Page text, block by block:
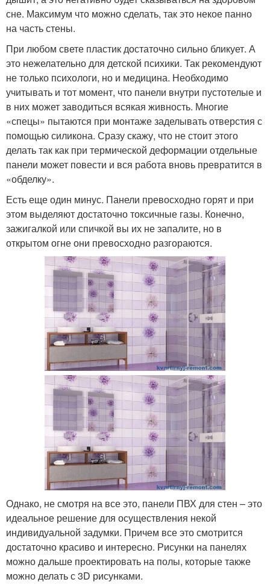
сне. Максимум что можно сделать, так это некое панно
на часть стены.
При любом свете пластик достаточно сильно бликует. А
это нежелательно для детской психики. Так рекомендуют
не только психологи, но и медицина. Необходимо
учитывать и тот момент, что панели внутри пустотелые и
в них может заводиться всякая живность. Многие
«спецы» пытаются при монтаже заделывать отверстия с
помощью силикона. Сразу скажу, что не стоит этого
делать так как при термической деформации отдельные
панели может повести и вся работа вновь превратится в
«обделку».
Есть еще один минус. Панели превосходно горят и при
этом выделяют достаточно токсичные газы. Конечно,
зажигалкой или спичкой вы их не запалите, но в
открытом огне они превосходно разгораются.
Однако, не смотря на все это, панели ПВХ для стен – это
идеальное решение для осуществления некой
индивидуальной задумки. Причем все это смотрится
достаточно красиво и интересно. Рисунки на панелях
можно дальше проектировать на полы, которые также
можно делать с 3D рисунками.